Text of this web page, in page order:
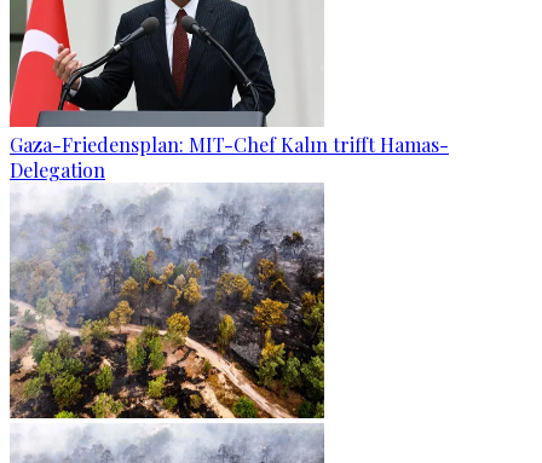
Gaza-Friedensplan: MIT-Chef Kalın trifft Hamas-
Delegation